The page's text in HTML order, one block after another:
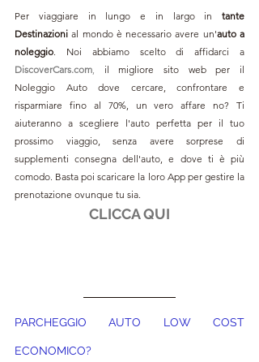
Per viaggiare in lungo e in largo in tante
Destinazioni al mondo è necessario avere un'auto a
noleggio
DiscoverCars.com, il migliore sito web per il
Noleggio Auto dove cercare, confrontare e
risparmiare fino al 70%, un vero affare no? Ti
aiuteranno a scegliere l'auto perfetta per il tuo
prossimo viaggio, senza avere sorprese di
supplementi consegna dell'auto, e dove ti è più
comodo. Basta poi scaricare la loro App per gestire la
prenotazione ovunque tu sia.
CLICCA QUI
PARCHEGGIO AUTO LOW COST
ECONOMICO?